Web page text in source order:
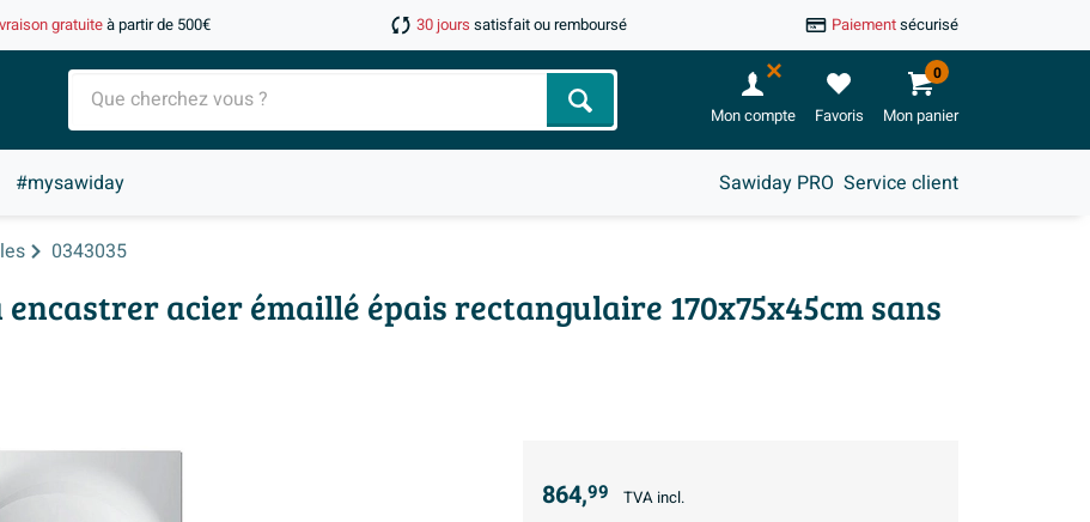
gratuiteà partir de 500€ 30 jours satisfait ou remboursé Paiementsécurisé
Chercher Mon compte Favoris Mon panier
0
#mysawiday Sawiday PRO Service client
0343035
acier émaillé épais rectangulaire 170x75x45cm sans
864,99 TVA incl.